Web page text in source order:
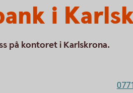
i
på kontoret i Karlskrona.